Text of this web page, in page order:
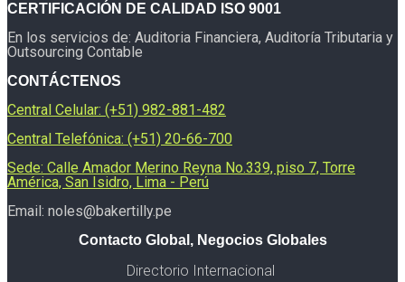
CERTIFICACIÓN DE CALIDAD ISO 9001
En los servicios de: Auditoria Financiera, Auditoría Tributaria y
Outsourcing Contable
CONTÁCTENOS
Central Celular: (+51) 982-881-482
Central Telefónica: (+51) 20-66-700
Sede: Calle Amador Merino Reyna No.339, piso 7, Torre
América, San Isidro, Lima - Perú
Email: noles@bakertilly.pe
Contacto Global, Negocios Globales
Directorio Internacional